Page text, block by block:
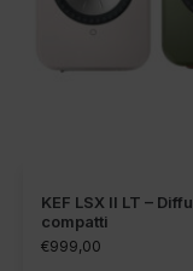
KEF LSX II LT –
compatti
€999,00